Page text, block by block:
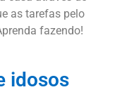
as tarefas pelo
fazendo!
idosos